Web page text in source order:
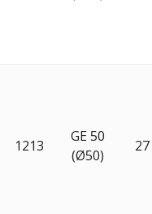
1213
GE 50
(Ø50)
27